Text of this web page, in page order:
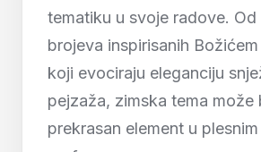
tematiku u svoje radove. Od
brojeva inspirisanih
koji evociraju eleganciju
pejzaža, zimska tema može
prekrasan element u plesnim